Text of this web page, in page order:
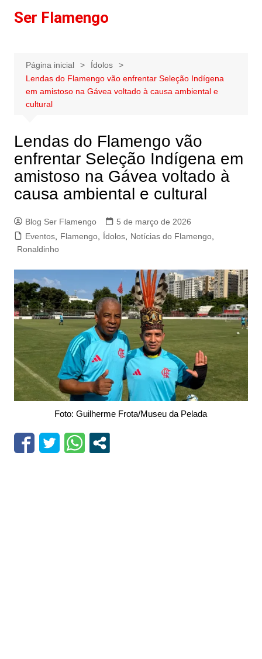
paraSer Flamengo
Página inicial
Ídolos
Lendas do Flamengo vão enfrentar Seleção Indígena
em amistoso na Gávea voltado à causa ambiental e
cultural
Lendas do Flamengo vão
enfrentar Seleção Indígena em
amistoso na Gávea voltado à
causa ambiental e cultural
Blog Ser Flamengo
5 de março de 2026
Eventos, Flamengo, Ídolos, Notícias do Flamengo,
Ronaldinho
Foto: Guilherme Frota/Museu da Pelada